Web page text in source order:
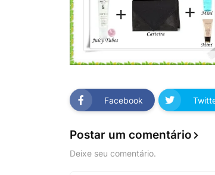
Facebook
Postar um comentário
Deixe seu comentário.